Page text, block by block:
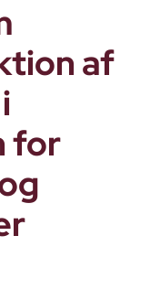
af
for